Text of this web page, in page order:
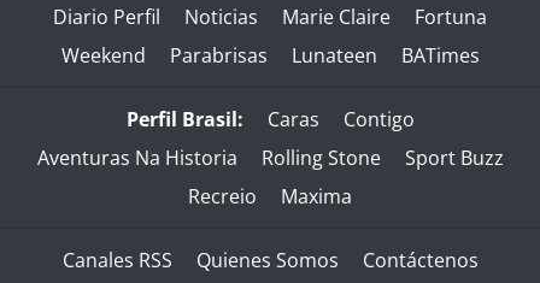
Diario Perfil Noticias Marie Claire
Fortuna
Weekend
Parabrisas Lunateen BATimes
Perfil Brasil: Caras
Contigo
Aventuras Na Historia
Rolling Stone
Sport Buzz
Recreio
Maxima
Canales RSS Quienes Somos
Contáctenos